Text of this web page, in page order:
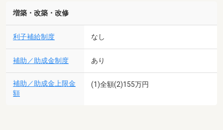
増築・改築・改修
利子補給制度 なし
補助／助成金制度 あり
補助／助成金上限金
額
(1)全額(2)155万円